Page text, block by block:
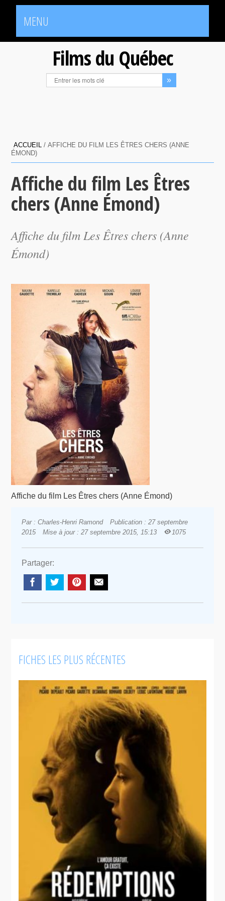
MENU
Films du Québec
ACCUEIL /AFFICHE DU FILM LES ÊTRES CHERS (ANNE
ÉMOND)
Affiche du film Les Êtres
chers (Anne Émond)
Affiche du film Les Êtres chers (Anne
Émond)
Affiche du film Les Êtres chers (Anne Émond)
Par : Charles-Henri Ramond
Publication : 27 septembre
2015
Mise à jour : 27 septembre 2015, 15:13 1075
Partager:
FICHES LES PLUS RÉCENTES